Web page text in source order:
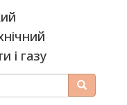
і газу
Пошук